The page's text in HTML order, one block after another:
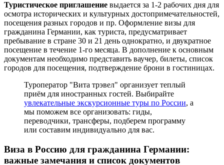
Туристическое приглашение выдается за 1-2 рабочих дня для
осмотра исторических и культурных достопримечательностей,
посещения разных городов и пр. Оформление визы для
гражданина Германии, как туриста, предусматривает
пребывание в стране 30 и 21 день однократно, и двукратное
посещение в течение 1-го месяца. В дополнение к основным
документам необходимо представить ваучер, билеты, список
городов для посещения, подтверждение брони в гостиницах.
Туроператор "Вита трэвел" организует теплый
приём для иностранных гостей. Выбирайте
увлекательные экскурсионные туры по России, а
мы поможем все организовать: гиды,
переводчики, трансферы, подберем программу
или составим индивидуально для вас.
Виза в Россию для гражданина Германии:
важные замечания и список документов